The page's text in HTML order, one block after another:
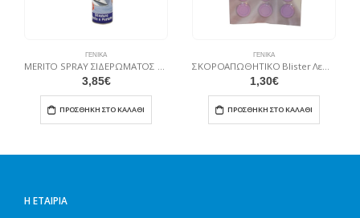
ΓΕΝΙΚΆ
3,85€
ΠΡΟΣΘΉΚΗ ΣΤΟ ΚΑΛΆΘΙ
ΓΕΝΙΚΆ
1,30€
ΠΡΟΣΘΉΚΗ ΣΤΟ ΚΑΛΆΘΙ
Η ΕΤΑΙΡΊΑ